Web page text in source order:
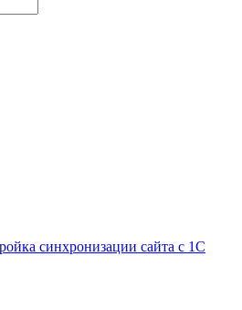
синхронизации сайта с 1С